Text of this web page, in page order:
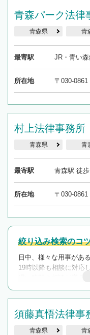
青森パーク法律
青森県 青
最寄駅 JR・青い
所在地 〒030-
村上法律事務所
青森県 青
最寄駅 青森駅 徒
所在地 〒030-
絞り込み検索のコ
日中、様々な用事があ
19時以降も相談に対応
遅い時間の相談が増え
んで検索してみましょ
須藤真悟法律事
青森県 青